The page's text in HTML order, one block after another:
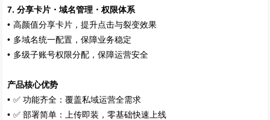
7.分享卡片・域名管理・权限体系
• 高颜值分享卡片，提升点击与裂变效果
• 多域名统一配置，保障业务稳定
• 多级子账号权限分配，保障运营安全
产品核心优势
• ✅功能齐全：覆盖私域运营全需求
• ✅部署简单：上传即装，零基础快速上线